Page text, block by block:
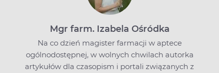
Mgr farm. Izabela Ośródka
Na co dzień magister farmacji w aptece
ogólnodostępnej, w wolnych chwilach autorka
artykułów dla czasopism i portali związanych z